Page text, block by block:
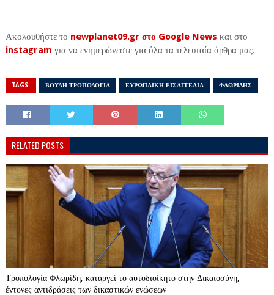
Ακολουθήστε το newplanet09.gr στο Google News και στο
instagram για να ενημερώνεστε για όλα τα τελευταία άρθρα μας.
TAGS: ΒΟΥΛΗ ΤΡΟΠΟΛΟΓΙΑ ΕΥΡΩΠΑΪΚΗ ΕΙΣΑΓΓΕΛΙΑ ΦΛΩΡΙΔΗΣ
RELATED POSTS
Τροπολογία Φλωρίδη, καταργεί το αυτοδιοίκητο στην Δικαιοσύνη,
έντονες αντιδράσεις των δικαστικών ενώσεων